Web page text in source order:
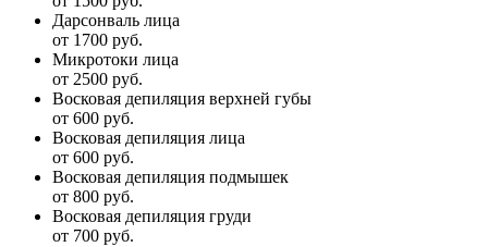
Дарсонваль лица
от 1700 руб.
Микротоки лица
от 2500 руб.
Восковая депиляция верхней губы
от 600 руб.
Восковая депиляция лица
от 600 руб.
Восковая депиляция подмышек
от 800 руб.
Восковая депиляция груди
от 700 руб.